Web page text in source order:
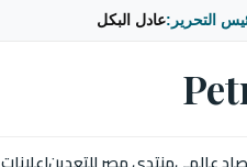
التحرير:عادل البكل